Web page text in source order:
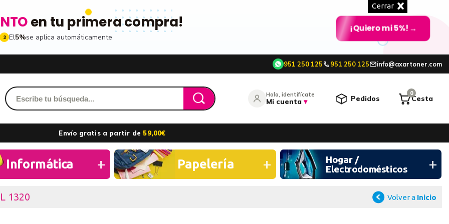
Cerrar
en tu primera compra!
3 El5%se aplica automáticamente
¡Quiero mi 5%! →
y accede a tu historial
a nuestro boletin
Accede
Recordarme ¿Olvidó su contraseña?
951 250 125 951 250 125 info@axartoner.com
Hola, identifícate
Mi cuenta ▾ Pedidos
0
Cesta
Envío gratis a partir de 59,00€
Informática Papelería
Hogar /
Electrodomésticos
1320 Volver a Inicio